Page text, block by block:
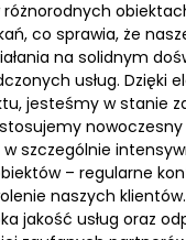
co sprawia, że
na solidnym
usług.
jesteśmy w stanie
szczególnie
– regularne
naszych
jakość usług oraz